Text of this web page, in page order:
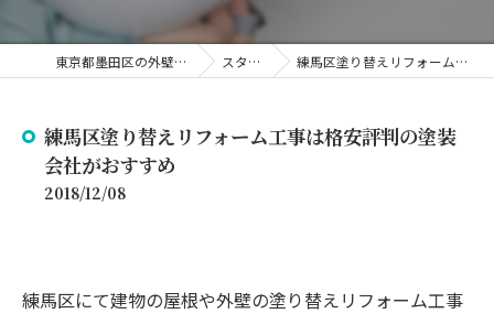
東京都墨田区の外壁塗装なら有限会社ナカオ塗装 スタッフブログ 練馬区塗り替えリフォーム工事は格安評判の塗装会社がおすすめ
練馬区塗り替えリフォーム工事は格安評判の塗装
会社がおすすめ
2018/12/08
練馬区にて建物の屋根や外壁の塗り替えリフォーム工事